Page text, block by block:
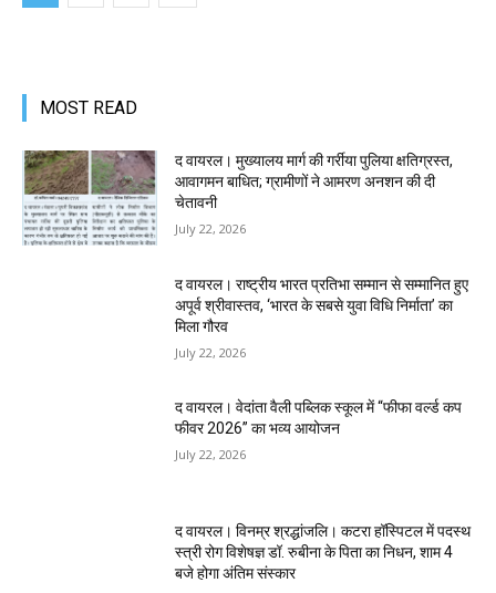
MOST READ
द वायरल। मुख्यालय मार्ग की गर्रीया पुलिया क्षतिग्रस्त,
आवागमन बाधित; ग्रामीणों ने आमरण अनशन की दी
चेतावनी
July 22, 2026
द वायरल। राष्ट्रीय भारत प्रतिभा सम्मान से सम्मानित हुए
अपूर्व श्रीवास्तव, ‘भारत के सबसे युवा विधि निर्माता’ का
मिला गौरव
July 22, 2026
द वायरल। वेदांता वैली पब्लिक स्कूल में “फीफा वर्ल्ड कप
फीवर 2026” का भव्य आयोजन
July 22, 2026
द वायरल। विनम्र श्रद्धांजलि। कटरा हॉस्पिटल में पदस्थ
स्त्री रोग विशेषज्ञ डॉ. रुबीना के पिता का निधन, शाम 4
बजे होगा अंतिम संस्कार